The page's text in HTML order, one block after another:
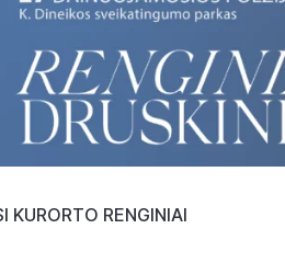
KURORTO RENGINIAI